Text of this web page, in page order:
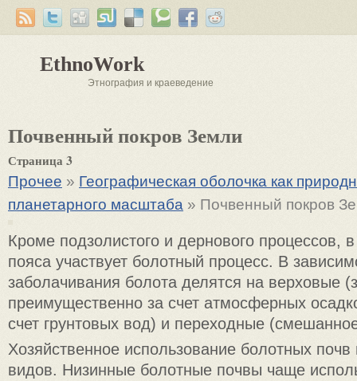
EthnoWork
Этнография и краеведение
Почвенный покров Земли
Страница 3
Прочее » Географическая оболочка как
планетарного масштаба » Почвенный покров
Кроме подзолистого и дернового процессов,
пояса участвует болотный процесс. В
заболачивания болота делятся на верховые
преимущественно за счет атмосферных
счет грунтовых вод) и переходные
Хозяйственное использование болотных почв
видов. Низинные болотные почвы чаще